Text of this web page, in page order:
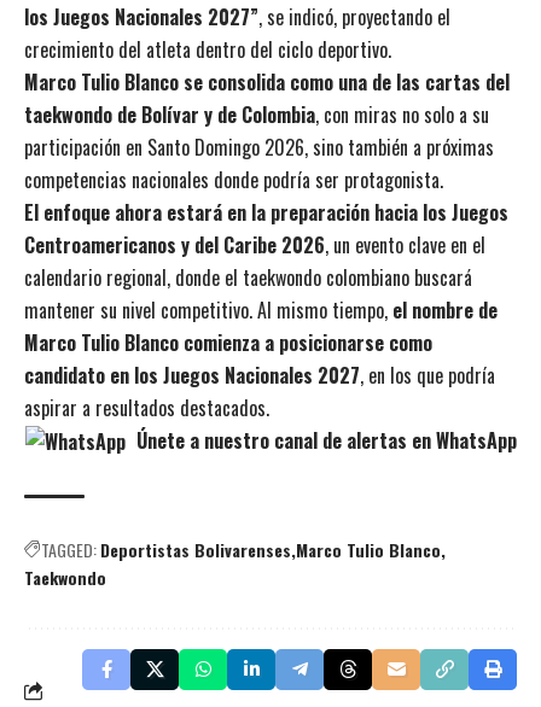
los Juegos Nacionales 2027”, se indicó, proyectando el
crecimiento del atleta dentro del ciclo deportivo.
Marco Tulio Blanco se consolida como una de las cartas del
taekwondo de Bolívar y de Colombia, con miras no solo a su
participación en Santo Domingo 2026, sino también a próximas
competencias nacionales donde podría ser protagonista.
El enfoque ahora estará en la preparación hacia los Juegos
Centroamericanos y del Caribe 2026, un evento clave en el
calendario regional, donde el taekwondo colombiano buscará
mantener su nivel competitivo. Al mismo tiempo, el nombre de
Marco Tulio Blanco comienza a posicionarse como
candidato en los Juegos Nacionales 2027, en los que podría
aspirar a resultados destacados.
Únete a nuestro canal de alertas en WhatsApp
TAGGED:Deportistas Bolivarenses Marco Tulio Blanco
Taekwondo